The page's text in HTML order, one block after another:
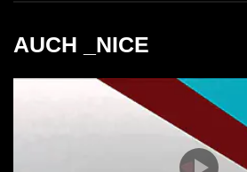
teilnehmen?
Die Teilnahme an Umfragen
Regel im Ticketpreis inkludiert,
empfohlen, sich vorher
AUCH _NICE